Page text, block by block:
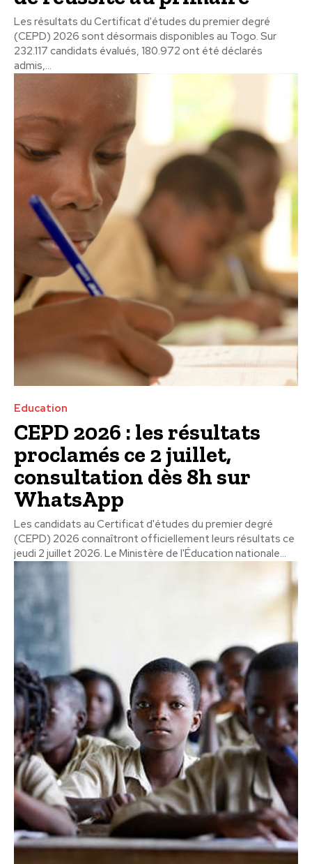
Les résultats du Certificat d'études du premier degré
(CEPD) 2026 sont désormais disponibles au Togo. Sur
232.117 candidats évalués, 180.972 ont été déclarés
admis,...
Education
CEPD 2026 : les résultats
proclamés ce 2 juillet,
consultation dès 8h sur
WhatsApp
Les candidats au Certificat d'études du premier degré
(CEPD) 2026 connaîtront officiellement leurs résultats ce
jeudi 2 juillet 2026. Le Ministère de l'Éducation nationale...